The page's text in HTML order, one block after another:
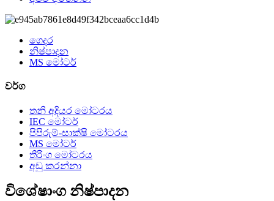
ගෙදර
නිෂ්පාදන
MS මෝටර්
වර්ග
තනි අදියර මෝටරය
IEC මෝටර්
පිපිරුම්-සාක්ෂි මෝටරය
MS මෝටර්
තිරිංග මෝටරය
අඩු කරන්නා
විශේෂාංග නිෂ්පාදන